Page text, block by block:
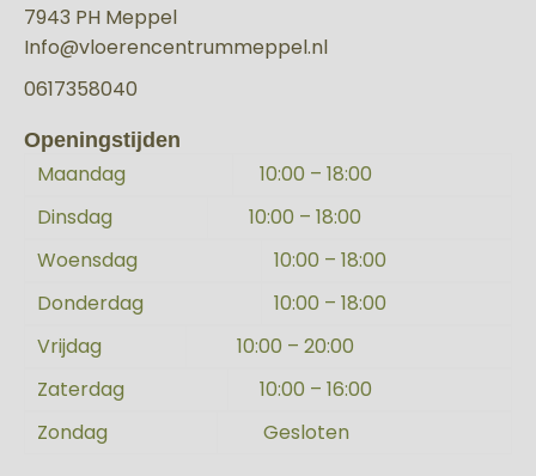
7943 PH Meppel
Info@vloerencentrummeppel.nl
0617358040
Openingstijden
Maandag
10:00 – 18:00
Dinsdag
10:00 – 18:00
Woensdag
10:00 – 18:00
Donderdag
10:00 – 18:00
Vrijdag
10:00 – 20:00
Zaterdag
10:00 – 16:00
Zondag
Gesloten